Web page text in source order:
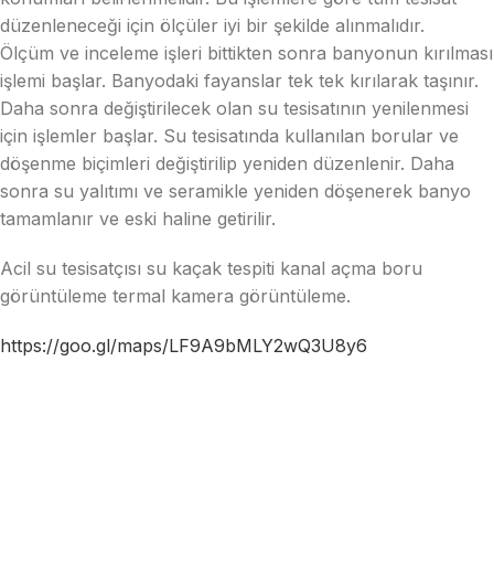
düzenleneceği için ölçüler iyi bir şekilde alınmalıdır.
Ölçüm ve inceleme işleri bittikten sonra banyonun kırılması
işlemi başlar. Banyodaki fayanslar tek tek kırılarak taşınır.
Daha sonra değiştirilecek olan su tesisatının yenilenmesi
için işlemler başlar. Su tesisatında kullanılan borular ve
döşenme biçimleri değiştirilip yeniden düzenlenir. Daha
sonra su yalıtımı ve seramikle yeniden döşenerek banyo
tamamlanır ve eski haline getirilir.
Acil su tesisatçısı su kaçak tespiti kanal açma boru
görüntüleme termal kamera görüntüleme.
https://goo.gl/maps/LF9A9bMLY2wQ3U8y6